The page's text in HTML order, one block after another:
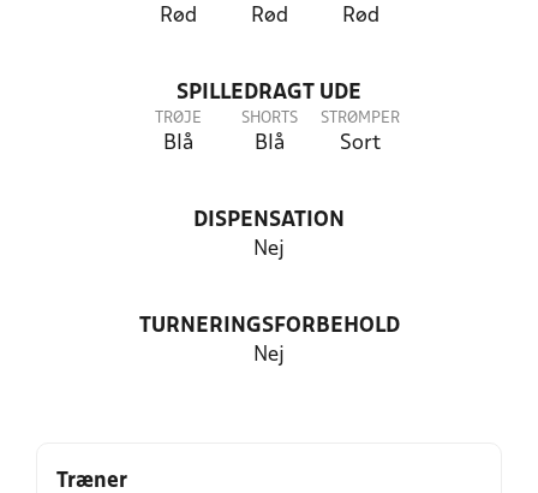
Rød Rød Rød
SPILLEDRAGT UDE
TRØJE
Blå
SHORTS
Blå
STRØMPER
Sort
DISPENSATION
Nej
TURNERINGSFORBEHOLD
Nej
Træner